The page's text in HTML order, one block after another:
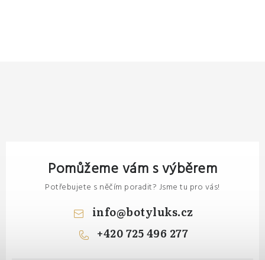
Pomůžeme vám s výběrem
Potřebujete s něčím poradit? Jsme tu pro vás!
info@botyluks.cz
+420 725 496 277